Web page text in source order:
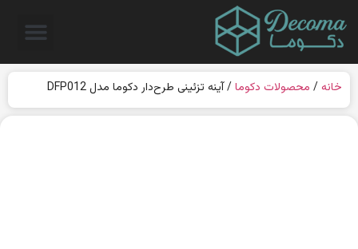
خانه / محصولات دکوما/ آینه تزئینی طرح‌دار دکوما مدل DFP012